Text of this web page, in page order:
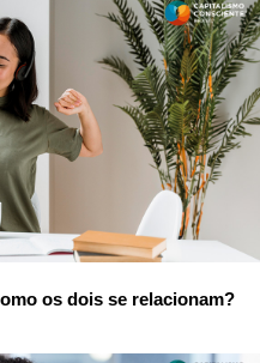
os dois se relacionam?